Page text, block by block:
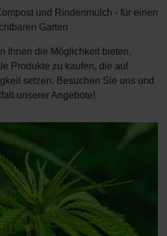
und Rindenmulch - für einen
Garten
Ihnen die Möglichkeit bieten,
Produkte zu kaufen, die auf
setzen. Besuchen Sie uns und
unserer Angebote!